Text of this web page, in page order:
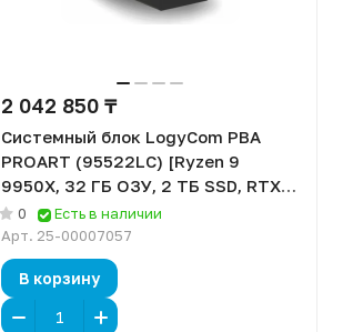
2 042 850 ₸
Системный блок LogyCom PBA
PROART (95522LC) [Ryzen 9
9950X, 32 ГБ ОЗУ, 2 ТБ SSD, RTX
4080 Super, DOS]
0
Есть в наличии
Арт. 25-00007057
В корзину